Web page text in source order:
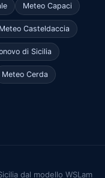
Meteo Capaci
Meteo Casteldaccia
di Sicilia
Meteo Cerda
dal modello WSLam